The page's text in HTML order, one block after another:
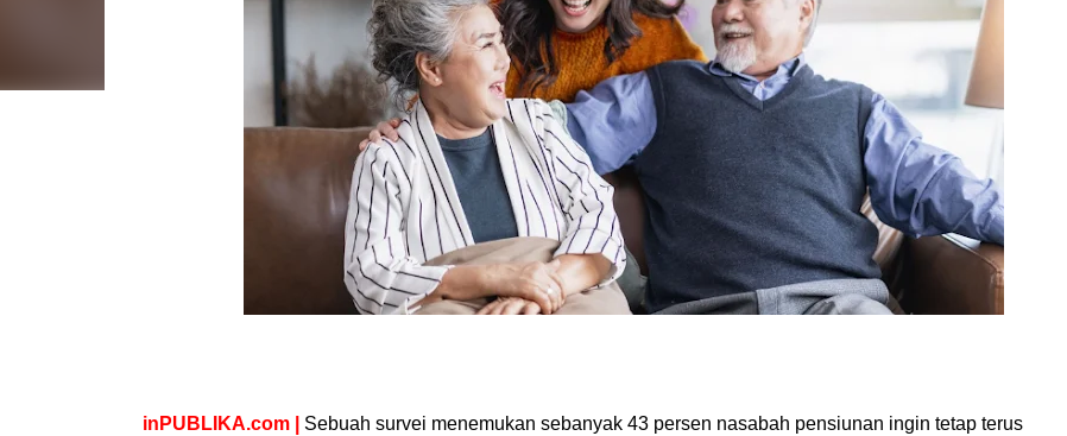
inPUBLIKA.com|
Sebuah survei menemukan sebanyak 43 persen nasabah pensiunan ingin tetap terus